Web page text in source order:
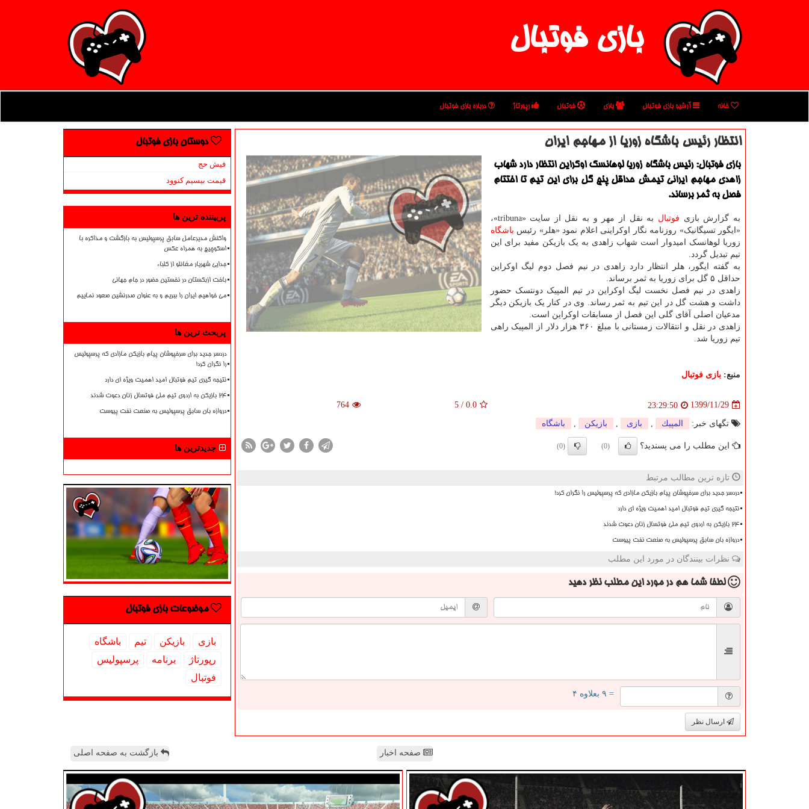
بازی فوتبال
خانه آرشیو بازی فوتبال بازی فوتبال رپورتاژ درباره بازی فوتبال
انتظار رئیس باشگاه زوریا از مهاجم ایران
بازی فوتبال: رئیس باشگاه زوریا لوهانسک اوکراین انتظار دارد شهاب
زاهدی مهاجم ایرانی تیمش حداقل پنج گل برای این تیم تا اختتام
فصل به ثمر برساند.
به گزارش بازی فوتبال
به نقل از مهر و به نقل از سایت «tribuna»،
«ایگور تسیگانیک» روزنامه نگار اوکراینی اعلام نمود «هلر» رئیس باشگاه
زوریا لوهانسک امیدوار است شهاب زاهدی به یک بازیکن مفید برای این
تیم تبدیل گردد.
به گفته ایگور، هلر انتظار دارد زاهدی در نیم فصل دوم لیگ اوکراین
حداقل ۵ گل برای زوریا به ثمر برساند.
زاهدی در نیم فصل نخست لیگ اوکراین در تیم المپیک دونتسک حضور
داشت و هشت گل در این تیم به ثمر رساند. وی در کنار یک بازیکن دیگر
مدعیان اصلی آقای گلی این فصل از مسابقات اوکراین است.
زاهدی در نقل و انتقالات زمستانی با مبلغ ۳۶۰ هزار دلار از المپیک راهی
تیم زوریا شد.
منبع: بازی فوتبال
1399/11/29
23:29:50
0.0
/
5
764
تگهای خبر: المپیك بازی بازیكن باشگاه
این مطلب را می پسندید؟ (0)
(0)
تازه ترین مطالب مرتبط
دردسر جدید برای سرخپوشان پیام بازیکن مازادی که پرسپولیس را نگران کرد!
نتیجه گیری تیم فوتبال امید اهمیت ویژه ای دارد
۲۴ بازیکن به اردوی تیم ملی فوتسال زنان دعوت شدند
دروازه بان سابق پرسپولیس به صنعت نفت پیوست
نظرات بینندگان در مورد این مطلب
لطفا شما همدر مورد این مطلب نظر دهید
= ۹ بعلاوه ۴
ارسال نظر
دوستان بازی فوتبال
فیش حج
قیمت بیسیم کنوود
پربیننده ترین ها
واکنش مدیرعامل سابق پرسپولیس به بازگشت و مذاکره با
اسکوچیچ به همراه عکس
جدایی شهریار مغانلو از کلباء
باخت ازبکستان در نخستین حضور در جام جهانی
می خواهیم ایران را ببریم و به عنوان صدرنشین صعود نماییم
پربحث ترین ها
دردسر جدید برای سرخپوشان پیام بازیکن مازادی که پرسپولیس
را نگران کرد!
نتیجه گیری تیم فوتبال امید اهمیت ویژه ای دارد
۲۴ بازیکن به اردوی تیم ملی فوتسال زنان دعوت شدند
دروازه بان سابق پرسپولیس به صنعت نفت پیوست
جدیدترین ها
موضوعات بازی فوتبال
بازی بازیكن تیم
باشگاه
رپورتاژ
برنامه
پرسپولیس
فوتبال
صفحه اخبار بازگشت به صفحه اصلی